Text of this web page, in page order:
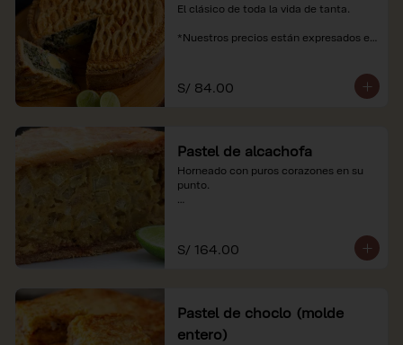
El clásico de toda la vida de tanta.
*Nuestros precios están expresados en
S/ 84.00
Pastel de alcachofa
Horneado con puros corazones en su
punto.
S/ 164.00
Pastel de choclo (molde
entero)